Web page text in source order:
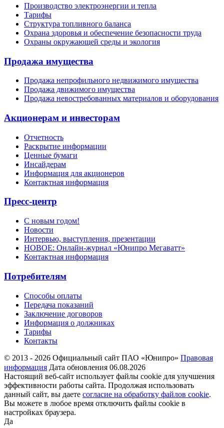
Производство электроэнергии и тепла
Тарифы
Структура топливного баланса
Охрана здоровья и обеспечение безопасности труда
Охраны окружающей среды и экология
Продажа имущества
Продажа непрофильного недвижимого имущества
Продажа движимого имущества
Продажа невостребованных материалов и оборудования
Акционерам и инвесторам
Отчетность
Раскрытие информации
Ценные бумаги
Инсайдерам
Информация для акционеров
Контактная информация
Пресс-центр
С новым годом!
Новости
Интервью, выступления, презентации
НОВОЕ: Онлайн-журнал «Юнипро Мегаватт»
Контактная информация
Потребителям
Способы оплаты
Передача показаний
Заключение договоров
Информация о должниках
Тарифы
Контакты
© 2013 - 2026 Официальный сайт ПАО «Юнипро» Правовая
информация Дата обновления 06.08.2026
Настоящий веб-сайт использует файлы cookie для улучшения
эффективности работы сайта. Продолжая использовать
данный сайт, вы даете согласие на обработку файлов cookie.
Вы можете в любое время отключить файлы cookie в
настройках браузера.
Да